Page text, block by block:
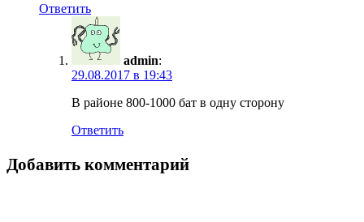
Ответить
admin:
29.08.2017 в 19:43
В районе 800-1000 бат в одну сторону
Ответить
Добавить комментарий